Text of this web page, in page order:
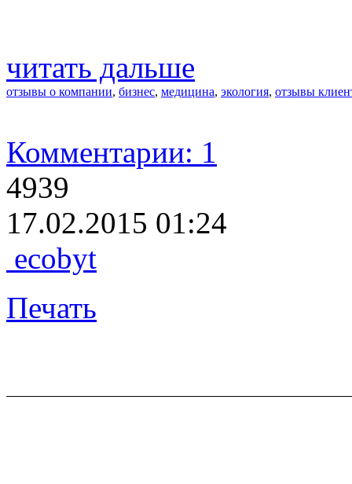
читать дальше
отзывы о компании, бизнес, медицина, экология, отзывы
Комментарии: 1
4939
17.02.2015 01:24
ecobyt
Печать